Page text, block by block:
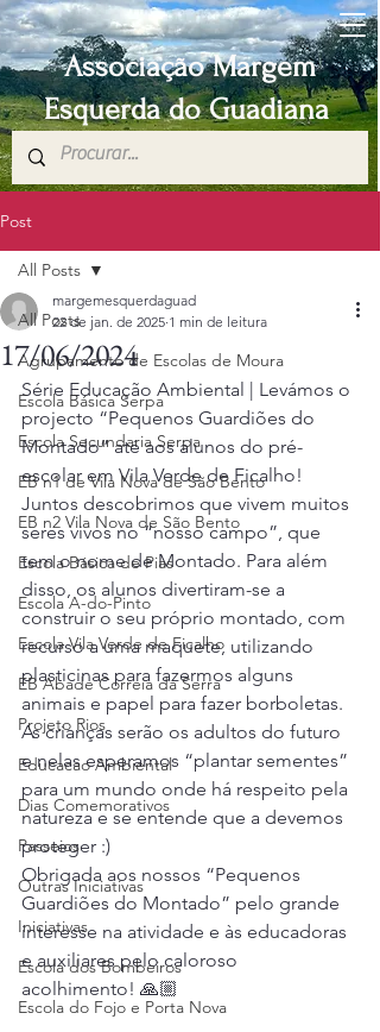
Associação Margem
Esquerda do Guadiana
Post
All Posts
Agrupamento de Escolas de Moura
Escola Básica Serpa
Escola Secundaria Serpa
EB n1 de Vila Nova de São Bento
EB n2 Vila Nova de São Bento
Escola Básica de Pias
Escola A-do-Pinto
Escola Vila Verde de Ficalho
EB Abade Correia da Serra
Projeto Rios
Educacao Ambiental
Dias Comemorativos
Passeios
Outras Iniciativas
Iniciativas
Escola dos Bombeiros
Escola do Fojo e Porta Nova
All Posts
17/06/2024
margemesquerdaguad
22 de jan. de 2025 1 min de leitura
Série Educação Ambiental | Levámos o
projecto “Pequenos Guardiões do
Montado” até aos alunos do pré-
escolar em Vila Verde de Ficalho!
Juntos descobrimos que vivem muitos
seres vivos no “nosso campo”, que
tem o nome de Montado. Para além
disso, os alunos divertiram-se a
construir o seu próprio montado, com
recurso a uma maquete, utilizando
plasticinas para fazermos alguns
animais e papel para fazer borboletas.
As crianças serão os adultos do futuro
e nelas esperamos “plantar sementes”
para um mundo onde há respeito pela
natureza e se entende que a devemos
proteger :)
Obrigada aos nossos “Pequenos
Guardiões do Montado” pelo grande
interesse na atividade e às educadoras
e auxiliares pelo caloroso
acolhimento! 🙏🏼